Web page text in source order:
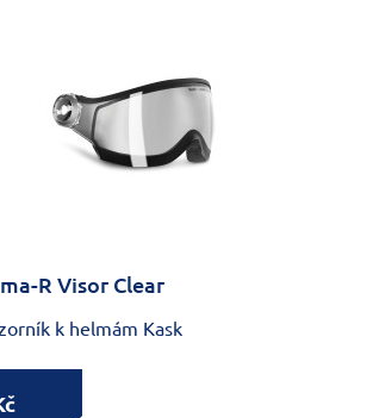
R Visor Clear
k helmám Kask